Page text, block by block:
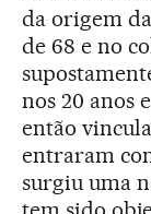
da origem
de 68 e no
nos 20 anos
então
entraram
surgiu uma